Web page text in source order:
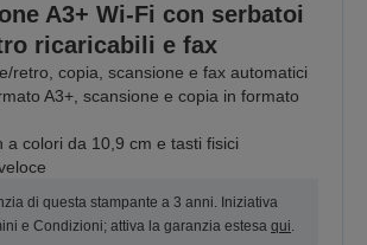
A3+ Wi-Fi con serbatoi
ricaricabili e fax
retro, copia, scansione e fax automatici
A3+, scansione e copia in formato
a colori da 10,9 cm e tasti fisici
di questa stampante a 3 anni. Iniziativa
e Condizioni; attiva la garanzia estesa qui.